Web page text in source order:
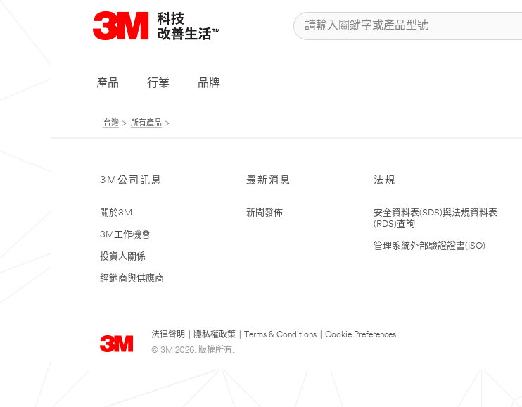
產品 行業 品牌
台灣 所有產品
3M公司訊息
關於3M
3M工作機會
投資人關係
經銷商與供應商
最新消息
新聞發佈
法規
安全資料表(SDS)與法規資料表
(RDS)查詢
管理系統外部驗證證書(ISO)
法律聲明 隱私權政策 Terms & Conditions
Cookie Preferences
© 3M 2026. 版權所有.